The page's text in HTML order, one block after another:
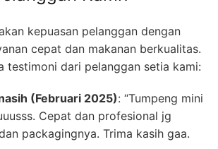
kepuasan pelanggan dengan
cepat dan makanan berkualitas.
testimoni dari pelanggan setia kami:
(Februari 2025): “Tumpeng mini
Cepat dan profesional jg
packagingnya. Trima kasih gaa.